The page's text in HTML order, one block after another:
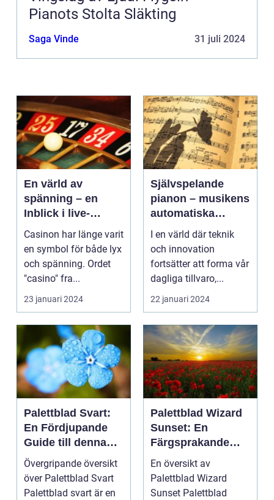
Pianots Stolta Släkting
Saga Vinde 31 juli 2024
En värld av
spänning – en
Inblick i live-
casino
Casinon har länge varit
en symbol för både lyx
och spänning. Ordet
"casino" fra...
23 januari 2024
Självspelande
pianon – musikens
automatiska
framtid
I en värld där teknik
och innovation
fortsätter att forma vår
dagliga tillvaro,...
22 januari 2024
Palettblad Svart:
En Fördjupande
Guide till denna
Mörka Skönhet
Övergripande översikt
över Palettblad Svart
Palettblad svart är en
Palettblad Wizard
Sunset: En
Färgsprakande
Skatt för
Trädgårdsentusias
ter
En översikt av
Palettblad Wizard
Sunset Palettblad